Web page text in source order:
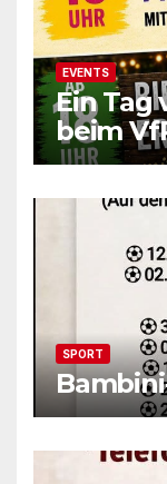
EVENTS
Ein Tag
beim
SPORT